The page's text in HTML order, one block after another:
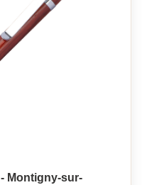
Montigny-sur-